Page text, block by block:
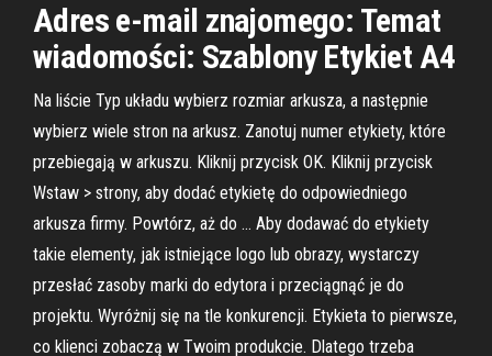
Adres e-mail znajomego: Temat
wiadomości: Szablony Etykiet A4
Na liście Typ układu wybierz rozmiar arkusza, a następnie
wybierz wiele stron na arkusz. Zanotuj numer etykiety, które
przebiegają w arkuszu. Kliknij przycisk OK. Kliknij przycisk
Wstaw > strony, aby dodać etykietę do odpowiedniego
arkusza firmy. Powtórz, aż do … Aby dodawać do etykiety
takie elementy, jak istniejące logo lub obrazy, wystarczy
przesłać zasoby marki do edytora i przeciągnąć je do
projektu. Wyróżnij się na tle konkurencji. Etykieta to pierwsze,
co klienci zobaczą w Twoim produkcie. Dlatego trzeba